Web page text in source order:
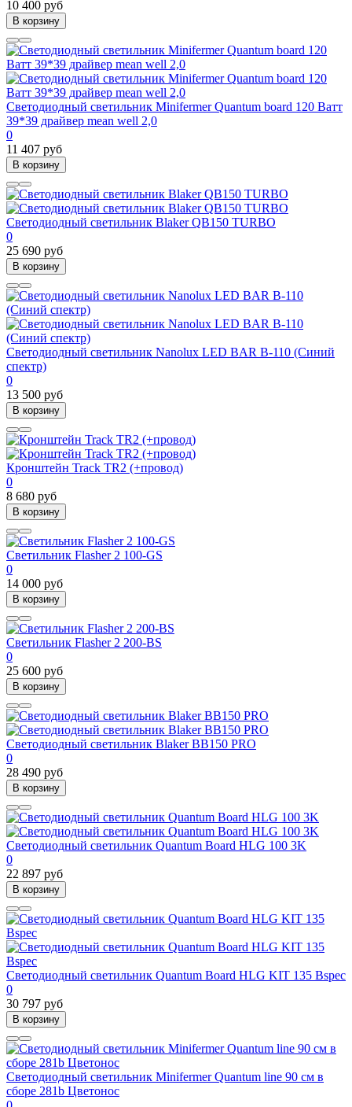
10 400 руб
В корзину
Светодиодный светильник Minifermer Quantum board 120 Ватт
39*39 драйвер mean well 2,0
0
11 407 руб
В корзину
Светодиодный светильник Blaker QB150 TURBO
0
25 690 руб
В корзину
Светодиодный светильник Nanolux LED BAR B-110 (Синий
спектр)
0
13 500 руб
В корзину
Кронштейн Track TR2 (+провод)
0
8 680 руб
В корзину
Светильник Flasher 2 100-GS
0
14 000 руб
В корзину
Светильник Flasher 2 200-BS
0
25 600 руб
В корзину
Светодиодный светильник Blaker BB150 PRO
0
28 490 руб
В корзину
Светодиодный светильник Quantum Board HLG 100 3K
0
22 897 руб
В корзину
Светодиодный светильник Quantum Board HLG KIT 135 Bspec
0
30 797 руб
В корзину
Светодиодный светильник Minifermer Quantum line 90 см в
сборе 281b Цветонос